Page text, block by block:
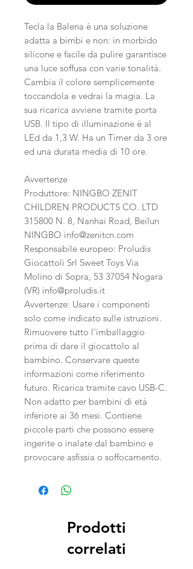
Tecla la Balena è una soluzione
adatta a bimbi e non: in morbido
silicone e facile da pulire garantisce
una luce soffusa con varie tonalità.
Cambia il colore semplicemente
toccandola e vedrai la magia. La
sua ricarica avviene tramite porta
USB. Il tipo di illuminazione è al
LEd da 1,3 W. Ha un Timer da 3 ore
ed una durata media di 10 ore.
Avvertenze
Produttore: NINGBO ZENIT
CHILDREN PRODUCTS CO. LTD
315800 N. 8, Nanhai Road, Beilun
NINGBO info@zenitcn.com
Responsabile europeo: Proludis
Giocattoli Srl Sweet Toys Via
Molino di Sopra, 53 37054 Nogara
(VR) info@proludis.it
Avvertenze: Usare i componenti
solo come indicato sulle istruzioni.
Rimuovere tutto l'imballaggio
prima di dare il giocattolo al
bambino. Conservare queste
informazioni come riferimento
futuro. Ricarica tramite cavo USB-C.
Non adatto per bambini di età
inferiore ai 36 mesi. Contiene
piccole parti che possono essere
ingerite o inalate dal bambino e
provocare asfissia o soffocamento.
Prodotti
correlati